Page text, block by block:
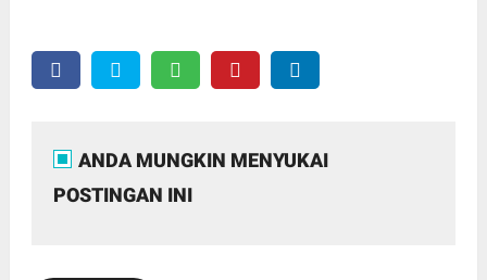
ANDA MUNGKIN MENYUKAI
POSTINGAN INI